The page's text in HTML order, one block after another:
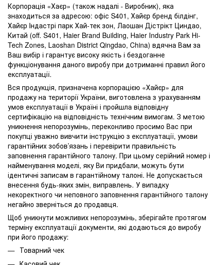
Корпорація «Хаєр» (також надалі - Виробник), яка
знаходиться за адресою: офіс S401, Хайєр бренд білдінг,
Хайєр Індастрі парк Хай-тек зон, Лаошан Дістрікт Циндао,
Китай (off. S401, Haier Brand Building, Haier Industry Park Hi-
Tech Zones, Laoshan District Qingdao, China) вдячна Вам за
Ваш вибір і гарантує високу якість і бездоганне
функціонування даного виробу при дотриманні правил його
експлуатації.
Вся продукція, призначена корпорацією «Хайєр» для
продажу на території України, виготовлена з урахуванням
умов експлуатації в Україні і пройшла відповідну
сертифікацію на відповідність технічним вимогам. З метою
уникнення непорозумінь, переконливо просимо Вас при
покупці уважно вивчити інструкцію з експлуатації, умови
гарантійних зобов’язань і перевірити правильність
заповнення гарантійного талону. При цьому серійний номер і
найменування моделі, яку Ви придбали, можуть бути
ідентичні записам в гарантійному талоні. Не допускається
внесення будь-яких змін, виправлень. У випадку
некоректного чи неповного заповнення гарантійного талону
негайно зверніться до продавця.
Щоб уникнути можливих непорозумінь, зберігайте протягом
терміну експлуатації документи, які додаються до виробу
при його продажу:
Товарний чек